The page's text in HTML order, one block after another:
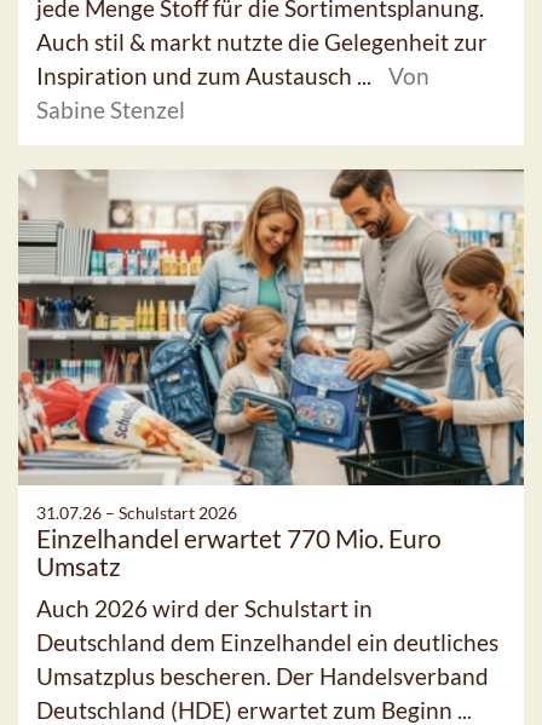
jede Menge Stoff für die Sortimentsplanung.
Auch stil & markt nutzte die Gelegenheit zur
Inspiration und zum Austausch ...
Von
Sabine Stenzel
31.07.26 – Schulstart 2026
Einzelhandel erwartet 770 Mio. Euro
Umsatz
Auch 2026 wird der Schulstart in
Deutschland dem Einzelhandel ein deutliches
Umsatzplus bescheren. Der Handelsverband
Deutschland (HDE) erwartet zum Beginn ...